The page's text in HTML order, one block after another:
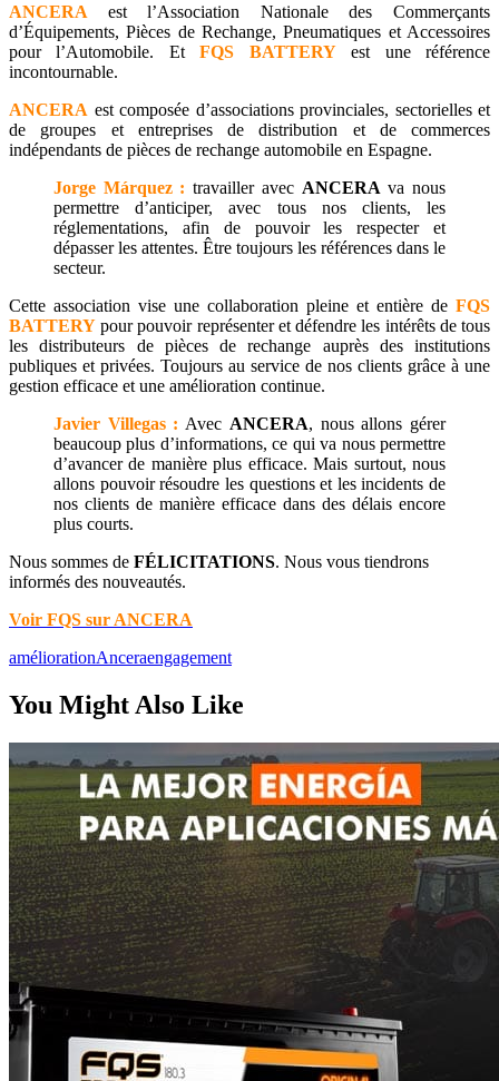
ANCERA
est l’Association Nationale des Commerçants
d’Équipements, Pièces de Rechange, Pneumatiques et Accessoires
pour l’Automobile. EtFQS BATTERYest une référence
incontournable.
ANCERA est composée d’associations provinciales, sectorielles et
de groupes et entreprises de distribution et de commerces
indépendants de pièces de rechange automobile en Espagne.
Jorge Márquez : travailler avec ANCERA va nous
permettre d’anticiper, avec tous nos clients, les
réglementations, afin de pouvoir les respecter et
dépasser les attentes. Être toujours les références dans le
secteur.
Cette association vise une collaboration pleine et entière de FQS
BATTERY pour pouvoir représenter et défendre les intérêts de tous
les distributeurs de pièces de rechange auprès des institutions
publiques et privées. Toujours au service de nos clients grâce à une
gestion efficace et une amélioration continue.
Javier Villegas : Avec ANCERA, nous allons gérer
beaucoup plus d’informations, ce qui va nous permettre
d’avancer de manière plus efficace. Mais surtout, nous
allons pouvoir résoudre les questions et les incidents de
nos clients de manière efficace dans des délais encore
plus courts.
Nous sommes de FÉLICITATIONS. Nous vous tiendrons
informés des nouveautés.
Voir FQS sur ANCERA
améliorationAnceraengagement
You Might Also Like